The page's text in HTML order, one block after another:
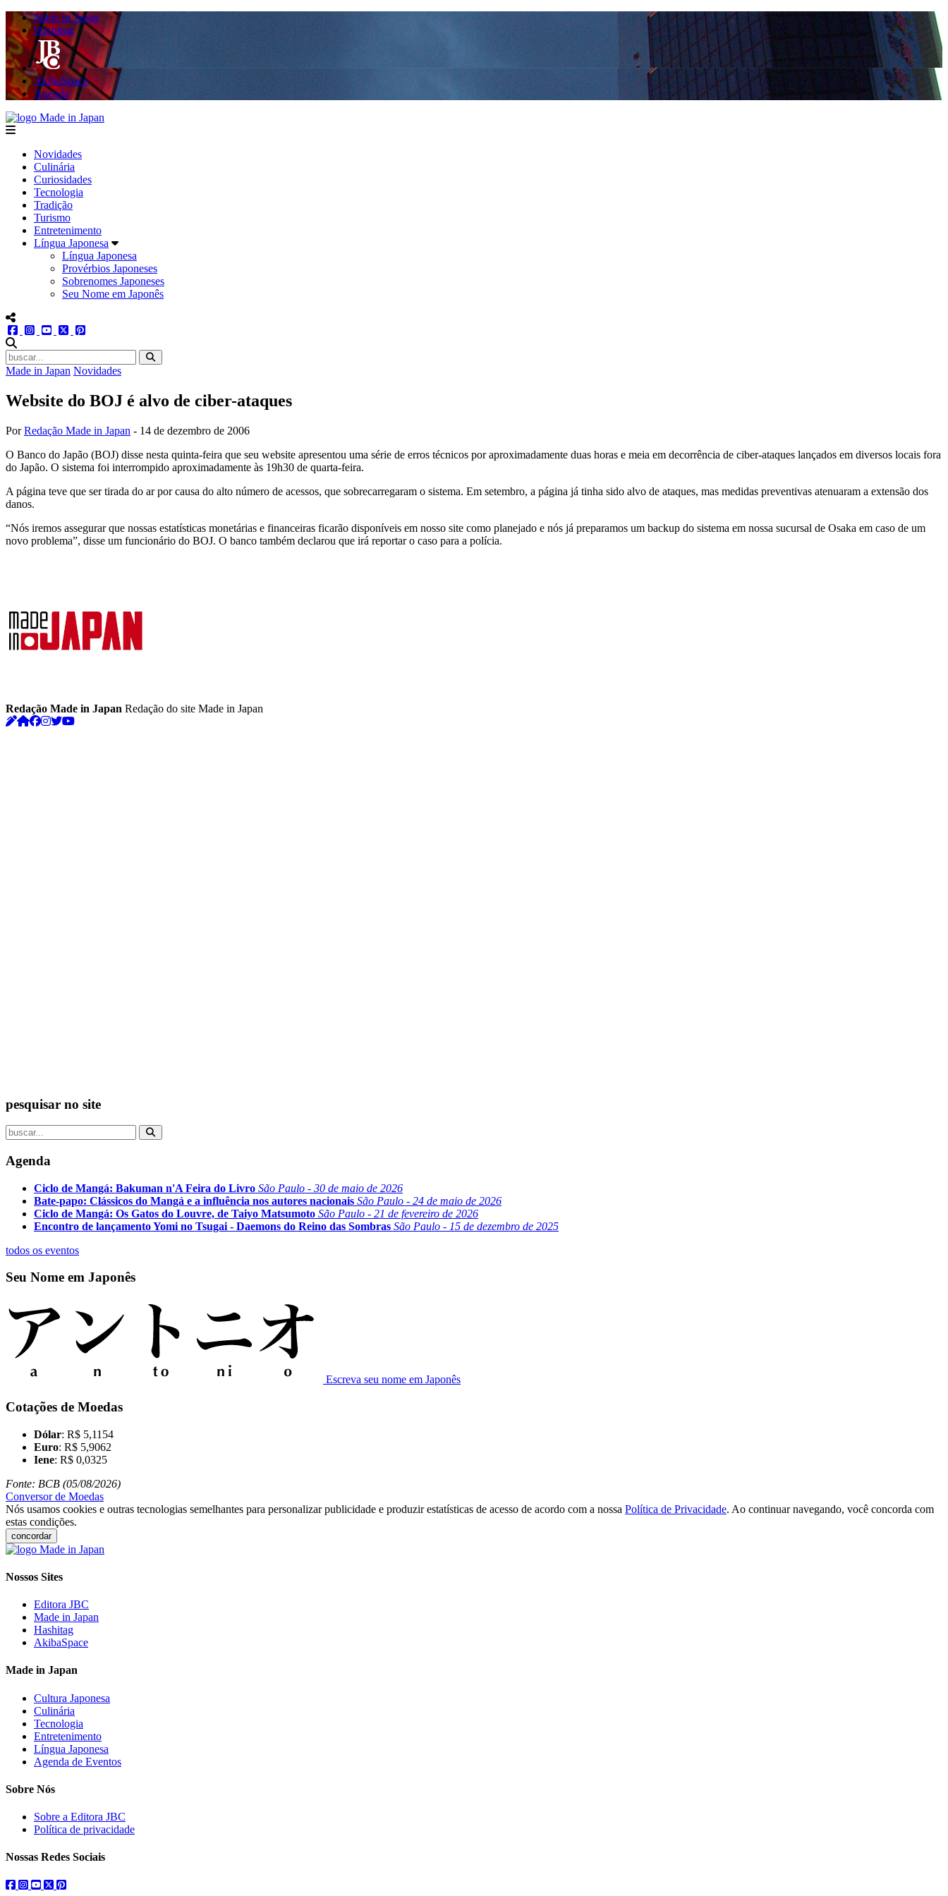
Made in Japan
Hashitag
AkibaSpace
Agenda
menu
Novidades
Culinária
Curiosidades
Tecnologia
Tradição
Turismo
Entretenimento
Língua Japonesa
Língua Japonesa
Provérbios Japoneses
Sobrenomes Japoneses
Seu Nome em Japonês
menu redes social
facebookinstagram
youtube
twitter
Made in Japan Novidades
Website do BOJ é alvo de ciber-ataques
PorRedação Made in Japan - 14 de dezembro de 2006
O Banco do Japão (BOJ) disse nesta quinta-feira que seu website apresentou uma série de erros técnicos por aproximadamente duas horas e meia em decorrência de ciber-ataques lançados em diversos locais fora
do Japão. O sistema foi interrompido aproximadamente às 19h30 de quarta-feira.
A página teve que ser tirada do ar por causa do alto número de acessos, que sobrecarregaram o sistema. Em setembro, a página já tinha sido alvo de ataques, mas medidas preventivas atenuaram a extensão dos
danos.
“Nós iremos assegurar que nossas estatísticas monetárias e financeiras ficarão disponíveis em nosso site como planejado e nós já preparamos um backup do sistema em nossa sucursal de Osaka em caso de um
novo problema”, disse um funcionário do BOJ. O banco também declarou que irá reportar o caso para a polícia.
Redação Made in Japan Redação do site Made in Japan
pesquisar no site
Agenda
Ciclo de Mangá: Bakuman n'A Feira do Livro São Paulo - 30 de maio de 2026
Bate-papo: Clássicos do Mangá e a influência nos autores nacionais São Paulo - 24 de maio de 2026
Ciclo de Mangá: Os Gatos do Louvre, de Taiyo Matsumoto São Paulo - 21 de fevereiro de 2026
Encontro de lançamento Yomi no Tsugai - Daemons do Reino das Sombras São Paulo - 15 de dezembro de 2025
todos os eventos
Seu Nome em Japonês
Escreva seu nome em Japonês
Cotações de Moedas
Dólar: R$ 5,1154
Euro: R$ 5,9062
Iene: R$ 0,0325
Fonte: BCB (05/08/2026)
Conversor de Moedas
Nós usamos cookies e outras tecnologias semelhantes para personalizar publicidade e produzir estatísticas de acesso de acordo com a nossa Política de Privacidade. Ao continuar navegando, você concorda com
estas condições.
concordar
Nossos Sites
Editora JBC
Made in Japan
Hashitag
AkibaSpace
Made in Japan
Cultura Japonesa
Culinária
Tecnologia
Entretenimento
Língua Japonesa
Agenda de Eventos
Sobre Nós
Sobre a Editora JBC
Política de privacidade
Nossas Redes Sociais
facebook
instagram
youtube
twitterpinterest